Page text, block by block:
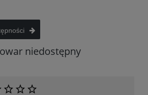
niedostępny